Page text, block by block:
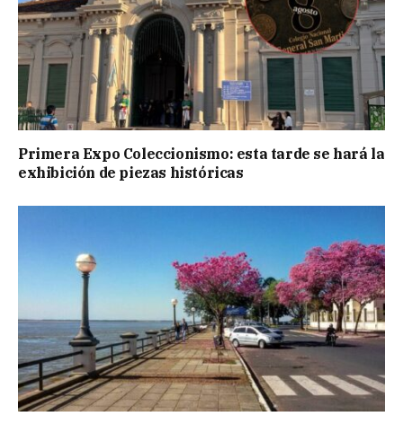
Primera Expo Coleccionismo: esta tarde se hará la
exhibición de piezas históricas